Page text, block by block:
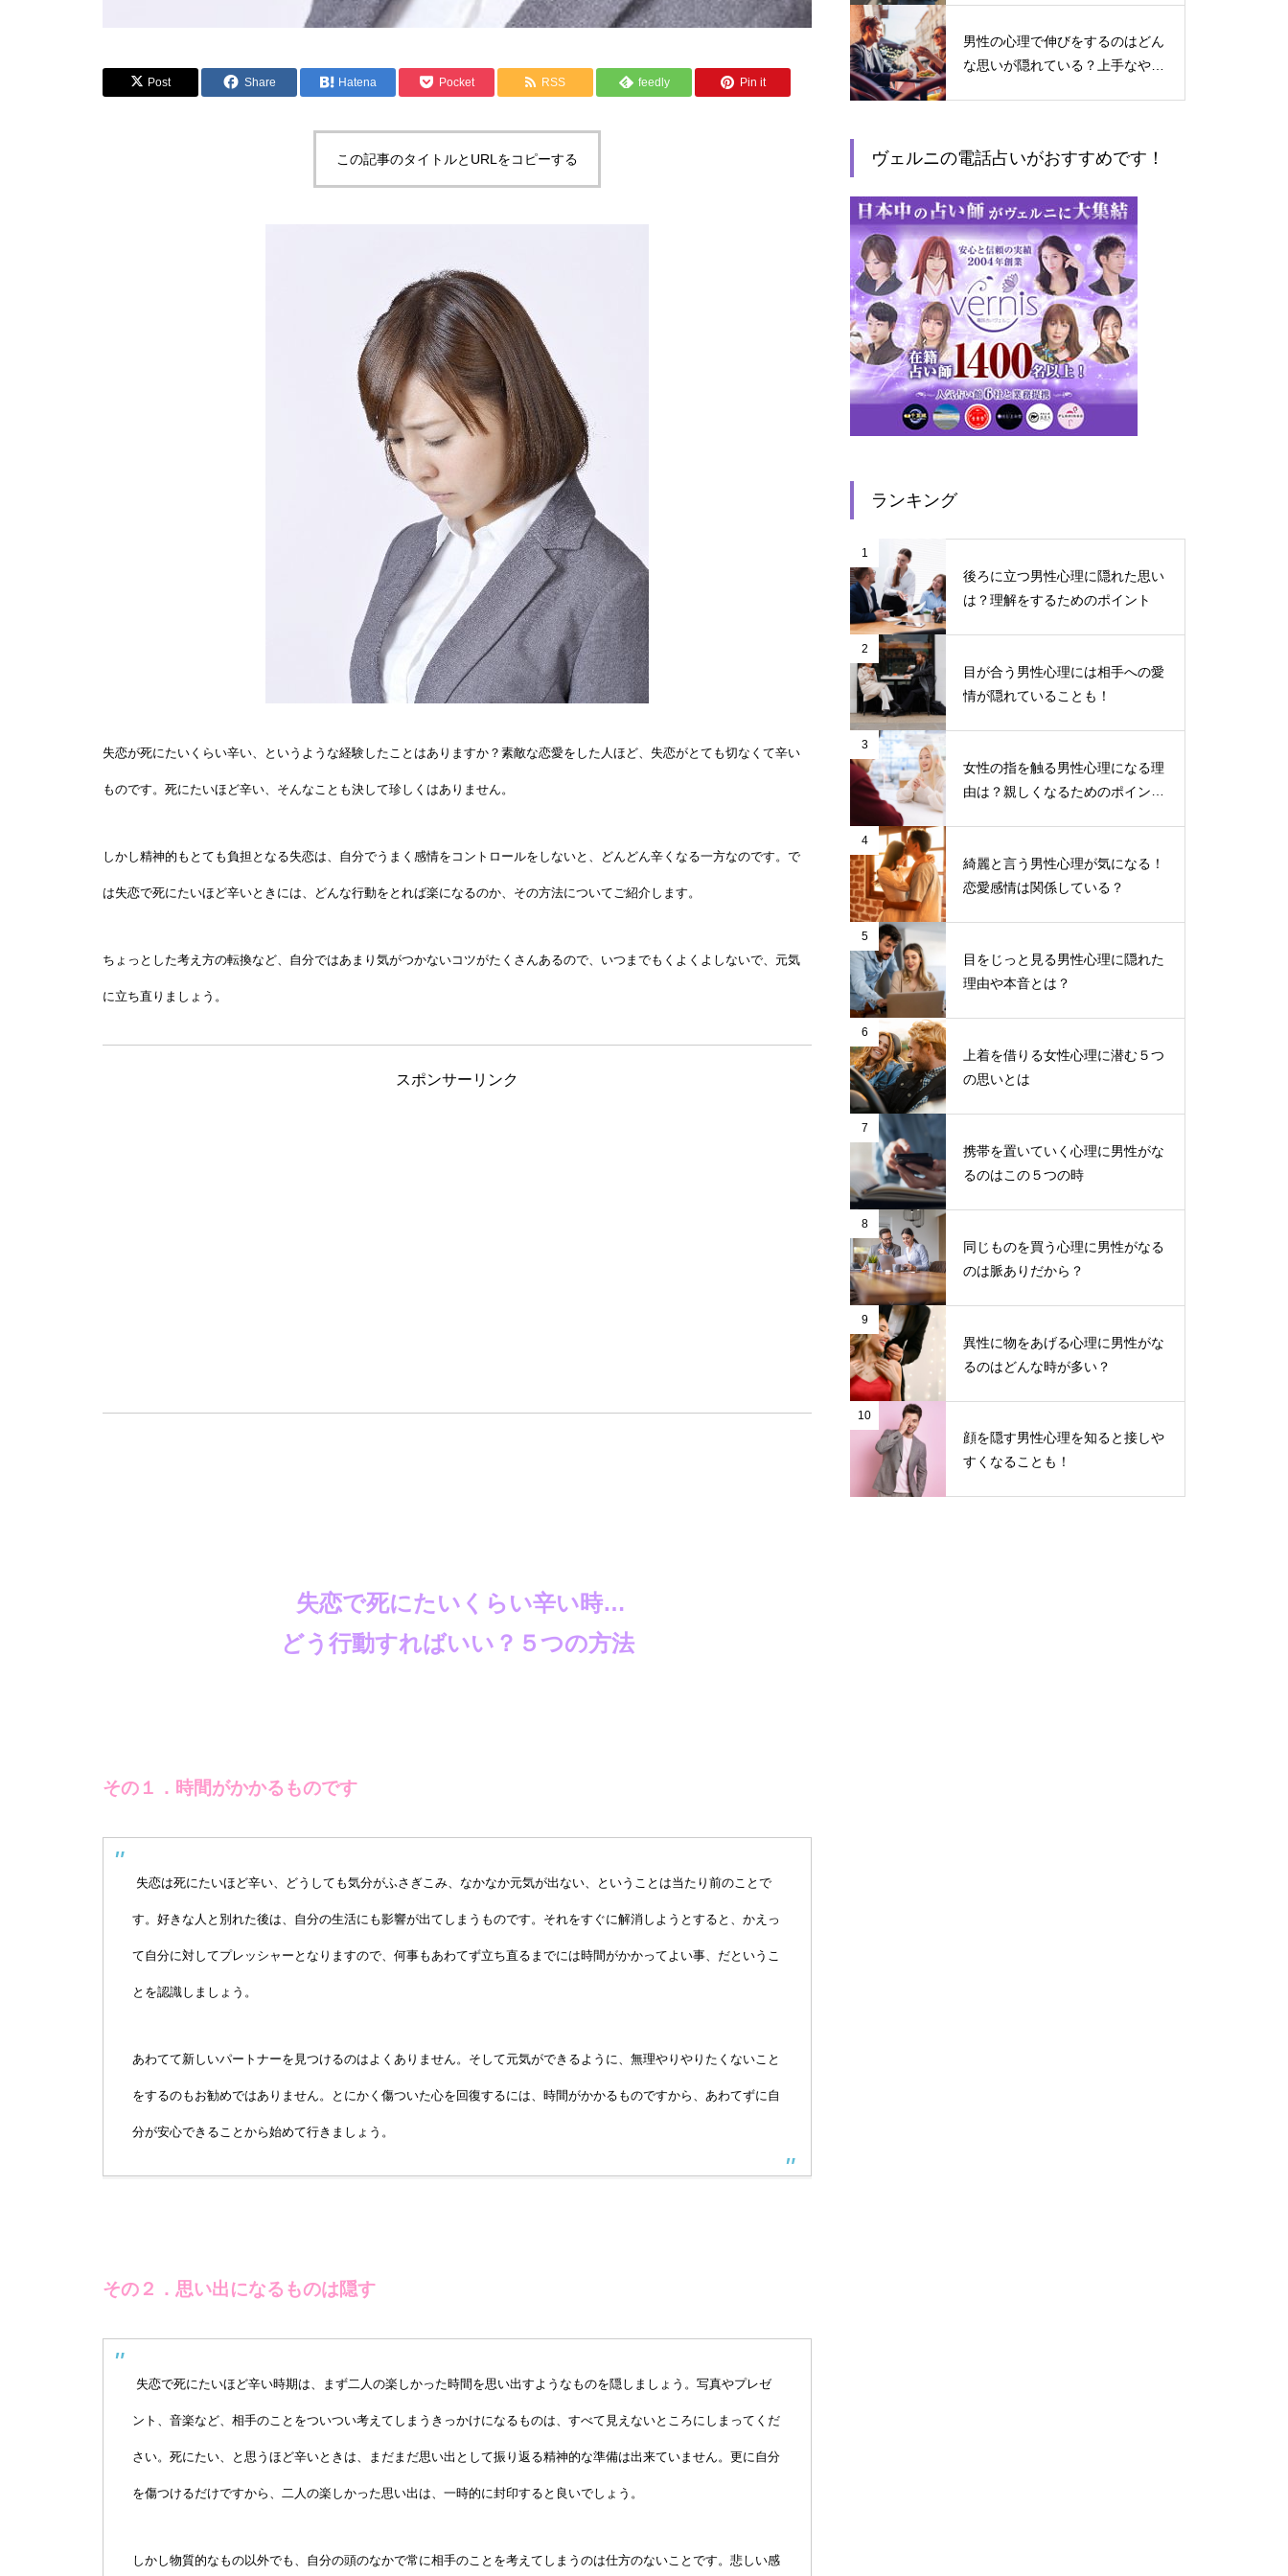
Post Share Hatena Pocket RSS feedly Pin it
この記事のタイトルとURLをコピーする
失恋が死にたいくらい辛い、というような経験したことはありますか？素敵な恋愛をした人ほど、失恋がとても切なくて辛い
ものです。死にたいほど辛い、そんなことも決して珍しくはありません。
しかし精神的もとても負担となる失恋は、自分でうまく感情をコントロールをしないと、どんどん辛くなる一方なのです。で
は失恋で死にたいほど辛いときには、どんな行動をとれば楽になるのか、その方法についてご紹介します。
ちょっとした考え方の転換など、自分ではあまり気がつかないコツがたくさんあるので、いつまでもくよくよしないで、元気
に立ち直りましょう。
スポンサーリンク
失恋で死にたいくらい辛い時…
どう行動すればいい？５つの方法
その１．時間がかかるものです
失恋は死にたいほど辛い、どうしても気分がふさぎこみ、なかなか元気が出ない、ということは当たり前のことで
す。好きな人と別れた後は、自分の生活にも影響が出てしまうものです。それをすぐに解消しようとすると、かえっ
て自分に対してプレッシャーとなりますので、何事もあわてず立ち直るまでには時間がかかってよい事、だというこ
とを認識しましょう。
あわてて新しいパートナーを見つけるのはよくありません。そして元気ができるように、無理やりやりたくないこと
をするのもお勧めではありません。とにかく傷ついた心を回復するには、時間がかかるものですから、あわてずに自
分が安心できることから始めて行きましょう。
その２．思い出になるものは隠す
失恋で死にたいほど辛い時期は、まず二人の楽しかった時間を思い出すようなものを隠しましょう。写真やプレゼ
ント、音楽など、相手のことをついつい考えてしまうきっかけになるものは、すべて見えないところにしまってくだ
さい。死にたい、と思うほど辛いときは、まだまだ思い出として振り返る精神的な準備は出来ていません。更に自分
を傷つけるだけですから、二人の楽しかった思い出は、一時的に封印すると良いでしょう。
しかし物質的なもの以外でも、自分の頭のなかで常に相手のことを考えてしまうのは仕方のないことです。悲しい感
男性の心理で伸びをするのはどん
な思いが隠れている？上手なやり
ヴェルニの電話占いがおすすめです！
ランキング
1
後ろに立つ男性心理に隠れた思い
は？理解をするためのポイント
2
目が合う男性心理には相手への愛
情が隠れていることも！
3
女性の指を触る男性心理になる理
由は？親しくなるためのポイント
4
綺麗と言う男性心理が気になる！
恋愛感情は関係している？
5
目をじっと見る男性心理に隠れた
理由や本音とは？
6
上着を借りる女性心理に潜む５つ
の思いとは
7
携帯を置いていく心理に男性がな
るのはこの５つの時
8
同じものを買う心理に男性がなる
のは脈ありだから？
9
異性に物をあげる心理に男性がな
るのはどんな時が多い？
10
顔を隠す男性心理を知ると接しや
すくなることも！